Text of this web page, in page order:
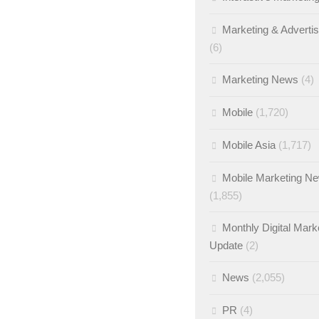
Marketing &
(6)
Marketing News (4)
Mobile (1,720)
Mobile Asia (1,717)
Mobile Marketing
(1,855)
Monthly Digital
Update (2)
News (2,055)
PR (4)